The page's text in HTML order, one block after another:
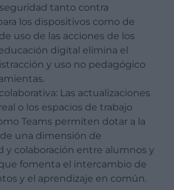
tanto contra
los dispositivos como de
uso de las acciones de los
digital elimina el
y uso no pedagógico
Las actualizaciones
o los espacios de trabajo
Teams permiten dotar a la
una dimensión de
y colaboración entre alumnos y
fomenta el intercambio de
y el aprendizaje en común.